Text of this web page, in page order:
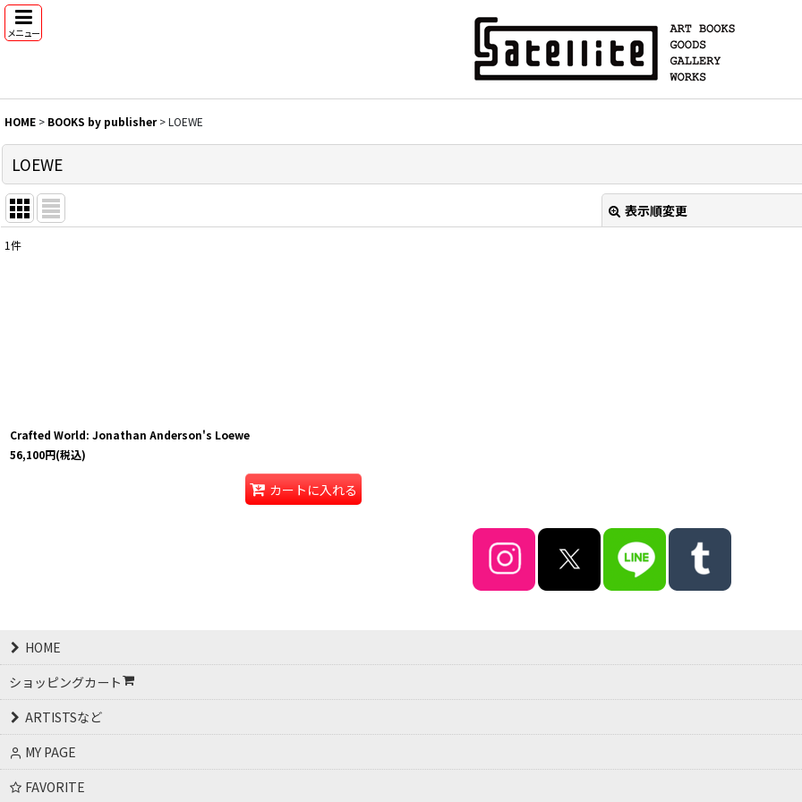
メニュー
HOME > BOOKS by publisher >LOEWE
LOEWE
表示順変更
1件
Crafted World: Jonathan Anderson's Loewe
56,100円(税込)
カートに入れる
HOME
ショッピングカート
ARTISTSなど
MY PAGE
FAVORITE